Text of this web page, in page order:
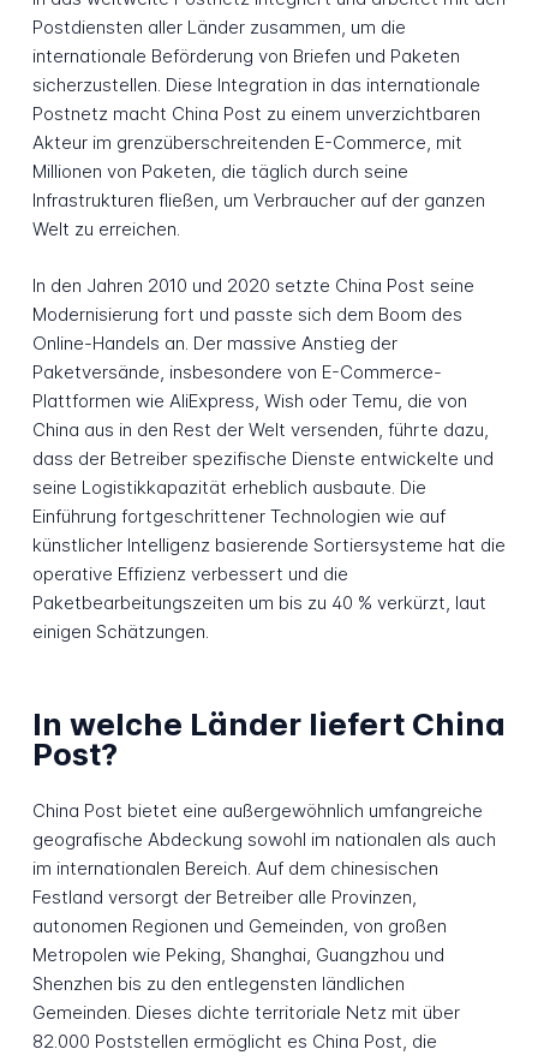
Postdiensten aller Länder zusammen, um die
internationale Beförderung von Briefen und Paketen
sicherzustellen. Diese Integration in das internationale
Postnetz macht China Post zu einem unverzichtbaren
Akteur im grenzüberschreitenden E-Commerce, mit
Millionen von Paketen, die täglich durch seine
Infrastrukturen fließen, um Verbraucher auf der ganzen
Welt zu erreichen.
In den Jahren 2010 und 2020 setzte China Post seine
Modernisierung fort und passte sich dem Boom des
Online-Handels an. Der massive Anstieg der
Paketversände, insbesondere von E-Commerce-
Plattformen wie AliExpress, Wish oder Temu, die von
China aus in den Rest der Welt versenden, führte dazu,
dass der Betreiber spezifische Dienste entwickelte und
seine Logistikkapazität erheblich ausbaute. Die
Einführung fortgeschrittener Technologien wie auf
künstlicher Intelligenz basierende Sortiersysteme hat die
operative Effizienz verbessert und die
Paketbearbeitungszeiten um bis zu 40 % verkürzt, laut
einigen Schätzungen.
In welche Länder liefert China
Post?
China Post bietet eine außergewöhnlich umfangreiche
geografische Abdeckung sowohl im nationalen als auch
im internationalen Bereich. Auf dem chinesischen
Festland versorgt der Betreiber alle Provinzen,
autonomen Regionen und Gemeinden, von großen
Metropolen wie Peking, Shanghai, Guangzhou und
Shenzhen bis zu den entlegensten ländlichen
Gemeinden. Dieses dichte territoriale Netz mit über
82.000 Poststellen ermöglicht es China Post, die